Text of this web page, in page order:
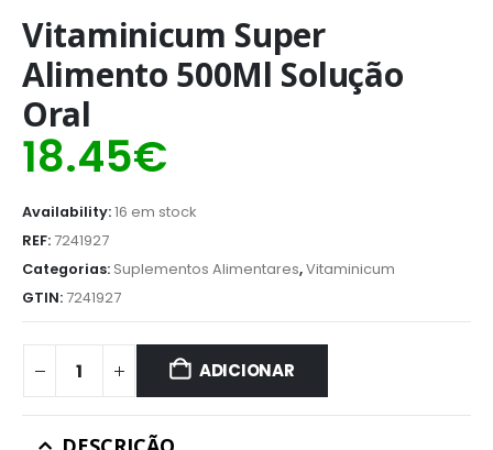
Vitaminicum Super
Alimento 500Ml Solução
Oral
18.45€
Availability:16 em stock
REF: 7241927
Categorias: Suplementos Alimentares,Vitaminicum
GTIN: 7241927
ADICIONAR